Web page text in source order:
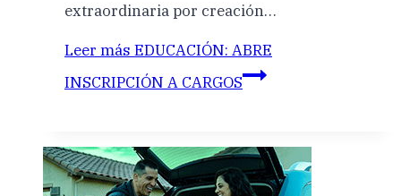
extraordinaria por creación…
Leer más EDUCACIÓN: ABRE
INSCRIPCIÓN A CARGOS